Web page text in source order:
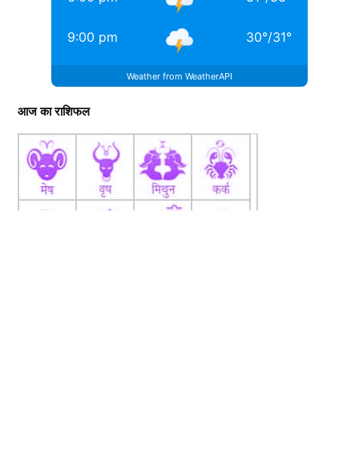
9:00 pm 30°/31°
Weather from WeatherAPI
आज का राशिफल